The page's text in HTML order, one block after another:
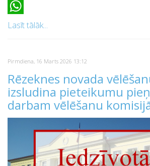
X
WhatsApp
Lasīt tālāk...
Pirmdiena, 16 Marts 2026 13:12
Rēzeknes novada
izsludina pieteikumu
darbam vēlēšanu